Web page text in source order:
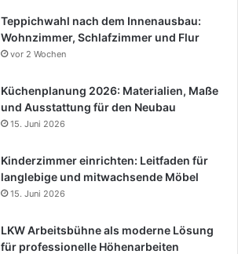
Teppichwahl nach dem Innenausbau:
Wohnzimmer, Schlafzimmer und Flur
vor 2 Wochen
Küchenplanung 2026: Materialien, Maße
und Ausstattung für den Neubau
15. Juni 2026
Kinderzimmer einrichten: Leitfaden für
langlebige und mitwachsende Möbel
15. Juni 2026
LKW Arbeitsbühne als moderne Lösung
für professionelle Höhenarbeiten